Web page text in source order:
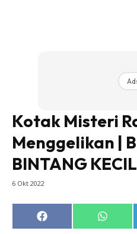
Kotak Misteri
Menggelikan |
BINTANG KECIL
6 Okt 2022
Share
on
Share
on